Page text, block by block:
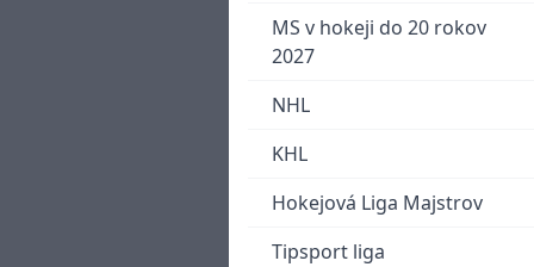
MS v hokeji do 20 rokov
2027
NHL
KHL
Hokejová Liga Majstrov
Tipsport liga